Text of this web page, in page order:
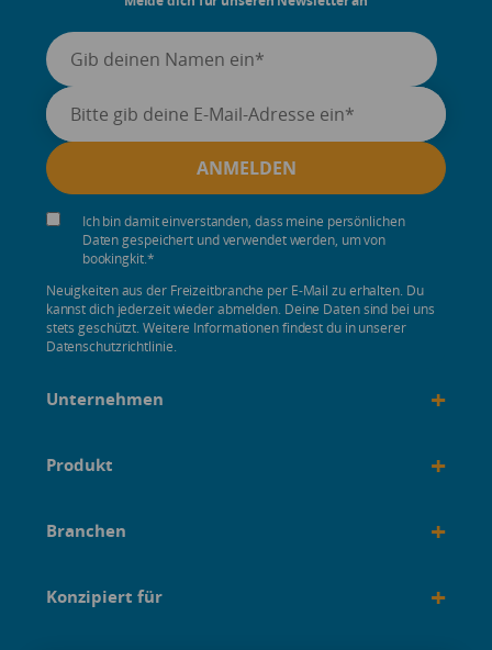
Ich bin damit einverstanden, dass meine persönlichen
Daten gespeichert und verwendet werden, um von
bookingkit.*
Neuigkeiten aus der Freizeitbranche per E-Mail zu erhalten. Du
kannst dich jederzeit wieder abmelden. Deine Daten sind bei uns
stets geschützt. Weitere Informationen findest du in unserer
Datenschutzrichtlinie.
Unternehmen +
Produkt +
Branchen +
Konzipiert für
+